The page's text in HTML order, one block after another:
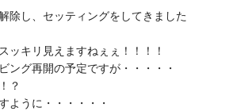
除し、セッティングをしてきました
ッキリ見えますねぇぇ！！！！
ング再開の予定ですが・・・・・
？
ように・・・・・・